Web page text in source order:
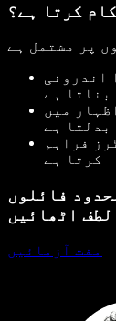
اندرونی
بناتا ہے
میں
بدلتا ہے
فراہم
کرتا ہے
فائلوں
مفت آزمائیں